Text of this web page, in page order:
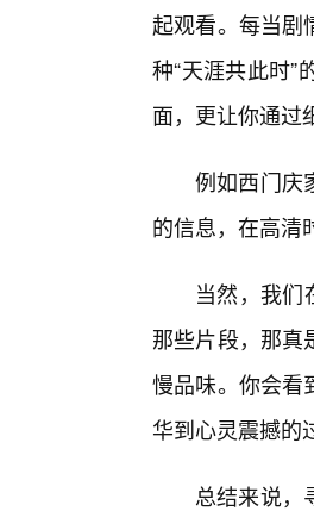
起观看。每当剧
种“天涯共此时
面，更让你通过
例如西门庆
的信息，在高清
当然，我们
那些片段，那真
慢品味。你会看
华到心灵震撼的
总结来说，